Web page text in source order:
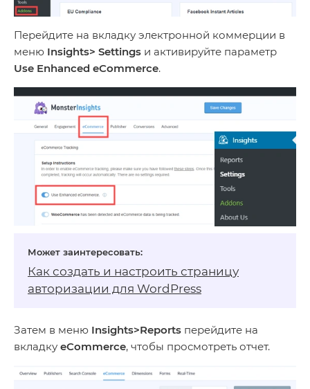
Перейдите на вкладку электронной коммерции в
меню Insights> Settings и активируйте параметр
Use Enhanced eCommerce.
Как создать и настроить страницу
авторизации для WordPress
Затем в меню Insights>Reports перейдите на
вкладку eCommerce, чтобы просмотреть отчет.